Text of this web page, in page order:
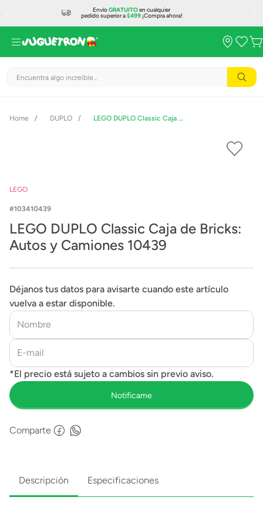
EnvíoGRATUITOen cualquier
pedido superior a$499¡Compra ahora!
Encuentra algo increíble...
DUPLO LEGO DUPLO Classic Caja de Bricks: Autos y Camiones 10439
LEGO
103410439
LEGO DUPLO Classic Caja de Bricks:
Autos y Camiones 10439
Déjanos tus datos para avisarte cuando este artículo
vuelva a estar disponible.
Comparte
Descripción Especificaciones